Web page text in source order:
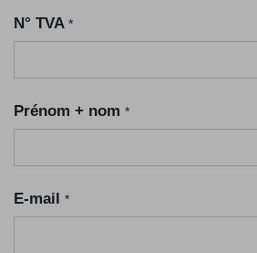
N° TVA *
Prénom + nom *
E-mail *